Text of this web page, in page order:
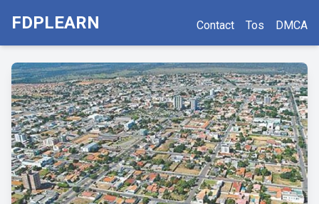
FDPLEARN Contact Tos DMCA